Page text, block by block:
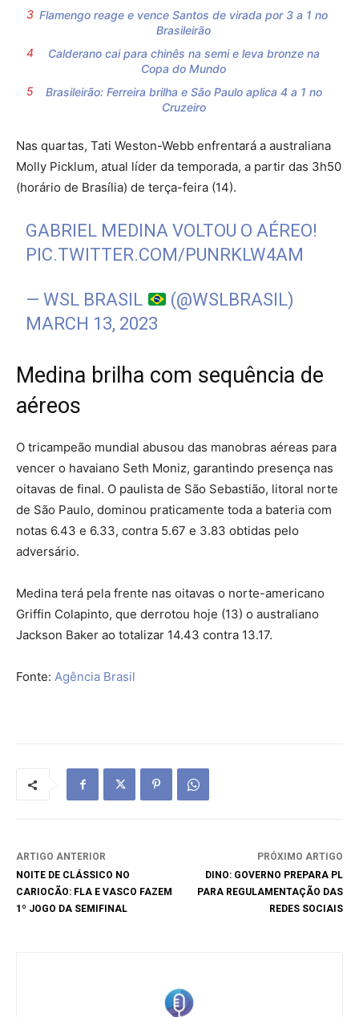
Flamengo reage e vence Santos de virada por 3 a 1 no
Brasileirão
Calderano cai para chinês na semi e leva bronze na
Copa do Mundo
Brasileirão: Ferreira brilha e São Paulo aplica 4 a 1 no
Cruzeiro
Nas quartas, Tati Weston-Webb enfrentará a australiana
Molly Picklum, atual líder da temporada, a partir das 3h50
(horário de Brasília) de terça-feira (14).
GABRIEL MEDINA VOLTOU O AÉREO!
PIC.TWITTER.COM/PUNRKLW4AM
— WSL BRASIL
(@WSLBRASIL)
MARCH 13, 2023
Medina brilha com sequência de
aéreos
O tricampeão mundial abusou das manobras aéreas para
vencer o havaiano Seth Moniz, garantindo presença nas
oitavas de final. O paulista de São Sebastião, litoral norte
de São Paulo, dominou praticamente toda a bateria com
notas 6.43 e 6.33, contra 5.67 e 3.83 obtidas pelo
adversário.
Medina terá pela frente nas oitavas o norte-americano
Griffin Colapinto, que derrotou hoje (13) o australiano
Jackson Baker ao totalizar 14.43 contra 13.17.
Fonte: Agência Brasil
ARTIGO ANTERIOR
NOITE DE CLÁSSICO NO
CARIOCÃO: FLA E VASCO FAZEM
1º JOGO DA SEMIFINAL
PRÓXIMO ARTIGO
DINO: GOVERNO PREPARA PL
PARA REGULAMENTAÇÃO DAS
REDES SOCIAIS